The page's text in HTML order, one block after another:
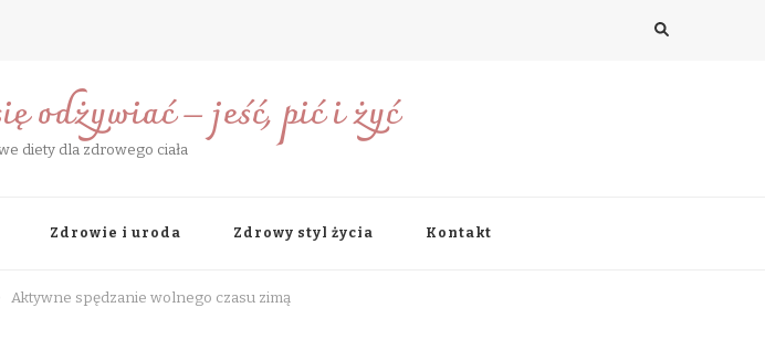
odżywiać – jeść, pić i żyć
diety dla zdrowego ciała
Zdrowie i uroda Zdrowy styl życia Kontakt
Aktywne spędzanie wolnego czasu zimą